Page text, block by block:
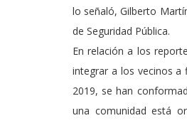
lo señaló, Gilberto
de Seguridad Pública.
En relación a los
integrar a los vecinos a
2019, se han
una comunidad está